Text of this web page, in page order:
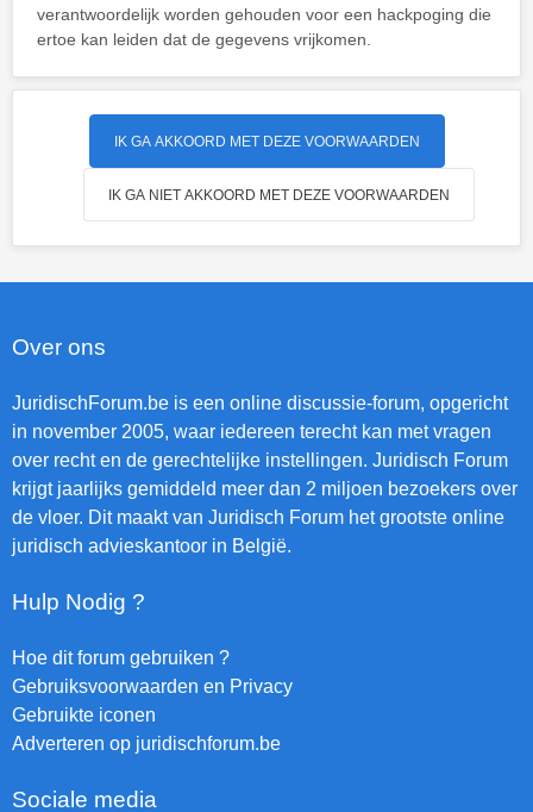
verantwoordelijk worden gehouden voor een hackpoging die
ertoe kan leiden dat de gegevens vrijkomen.
Over ons
JuridischForum.be is een online discussie-forum, opgericht
in november 2005, waar iedereen terecht kan met vragen
over recht en de gerechtelijke instellingen. Juridisch Forum
krijgt jaarlijks gemiddeld meer dan 2 miljoen bezoekers over
de vloer. Dit maakt van Juridisch Forum het grootste online
juridisch advieskantoor in België.
Hulp Nodig ?
Hoe dit forum gebruiken ?
Gebruiksvoorwaarden en Privacy
Gebruikte iconen
Adverteren op juridischforum.be
Sociale media